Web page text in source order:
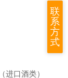
进口酒类）
联
系
方
式